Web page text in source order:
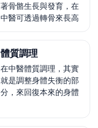
著骨骼生長與發育，在
中醫可透過轉骨來長高
體質調理
在中醫體質調理，其實
就是調整身體失衡的部
分，來回復本來的身體